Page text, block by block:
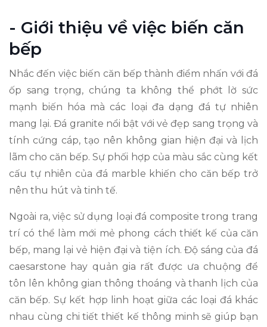
- Giới thiệu về việc biến căn
bếp
Nhắc đến việc biến căn bếp thành điểm nhấn với đá
ốp sang trọng, chúng ta không thể phớt lờ sức
mạnh biến hóa mà các loại đa dạng đá tự nhiên
mang lại. Đá granite nổi bật với vẻ đẹp sang trọng và
tính cứng cáp, tạo nên không gian hiện đại và lịch
lãm cho căn bếp. Sự phối hợp của màu sắc cùng kết
cấu tự nhiên của đá marble khiến cho căn bếp trở
nên thu hút và tinh tế.
Ngoài ra, việc sử dụng loại đá composite trong trang
trí có thể làm mới mẻ phong cách thiết kế của căn
bếp, mang lại vẻ hiện đại và tiện ích. Độ sáng của đá
caesarstone hay quản gia rất được ưa chuộng để
tôn lên không gian thông thoáng và thanh lịch của
căn bếp. Sự kết hợp linh hoạt giữa các loại đá khác
nhau cùng chi tiết thiết kế thông minh sẽ giúp bạn